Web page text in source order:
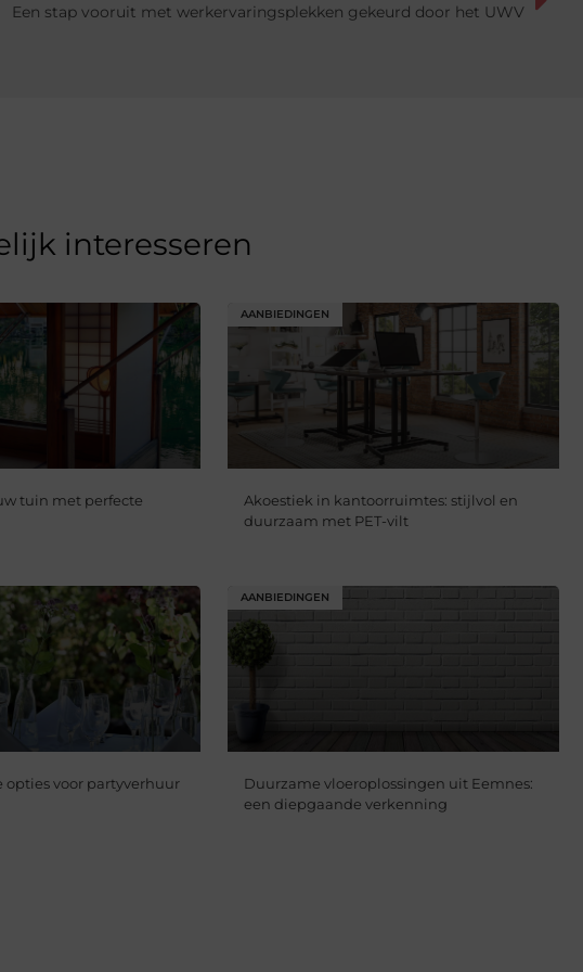
Een stap vooruit met werkervaringsplekken gekeurd door het UWV
interesseren
tuin met perfecte
AANBIEDINGEN
Akoestiek in kantoorruimtes: stijlvol en
duurzaam met PET-vilt
opties voor partyverhuur
AANBIEDINGEN
Duurzame vloeroplossingen uit Eemnes:
een diepgaande verkenning